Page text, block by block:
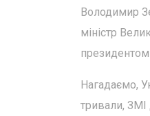
Володимир
міністр
Нагадаємо,
тривали, ЗМІ